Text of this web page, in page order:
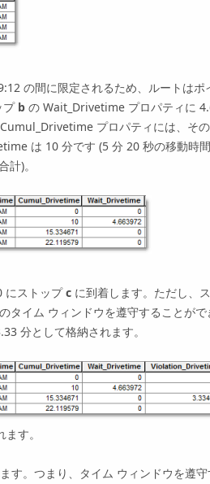
の間に限定されるため、ルートはポ
プ b の Wait_Drivetime プロパティに
プロパティには、そ
は 10 分です (5 分 20 秒の移動時
)。
にストップc に到着します。ただし、
のタイム ウィンドウを遵守することが
分として格納されます。
す。
す。つまり、タイム ウィンドウを遵